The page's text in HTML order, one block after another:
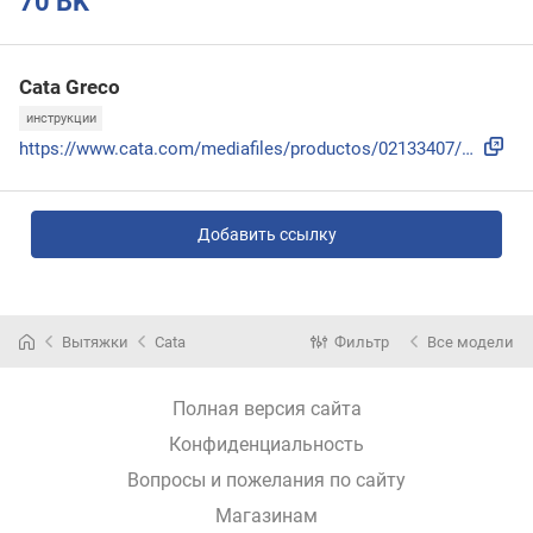
Cata Greco
инструкции
https://www.cata.com/mediafiles/productos/02133407/60800307...
Добавить ссылку
Вытяжки Cata Фильтр Все модели
Полная версия сайта
Конфиденциальность
Вопросы и пожелания по сайту
Магазинам